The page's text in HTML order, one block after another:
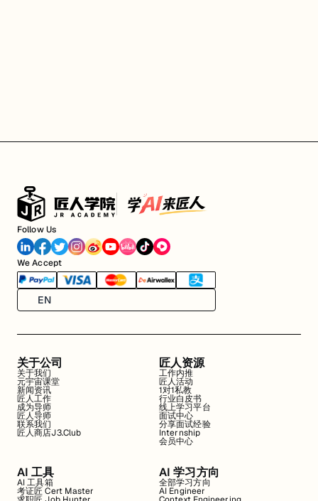
Follow Us
We Accept
EN
关于公司
关于我们
元宇宙课堂
新闻资讯
匠人工作
成为导师
匠人导师
联系我们
匠人商店J3.Club
匠人资源
工作内推
匠人活动
1对1私教
行业白皮书
线上学习平台
面试中心
分享面试经验
Internship
会员中心
AI 工具
AI 工具箱
考证匠 Cert Master
AI 学习方向
全部学习方向
AI Engineer